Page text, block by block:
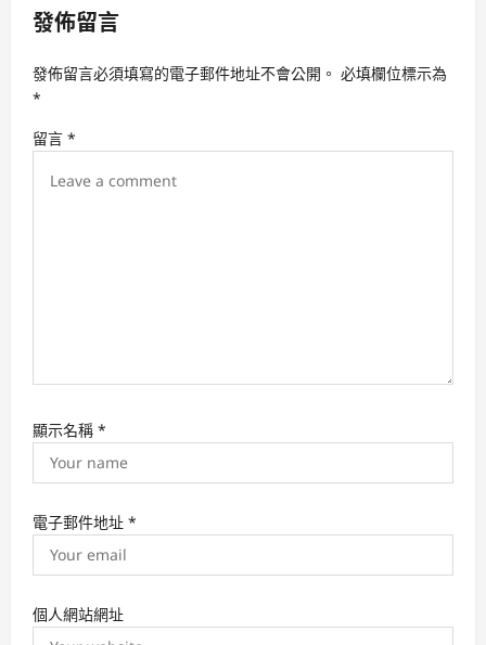
i
a
t
i
發佈留言
發佈留言必須填寫的電子郵件地址不會公開。 必填欄位標示為
*
留言 *
顯示名稱 *
電子郵件地址 *
個人網站網址